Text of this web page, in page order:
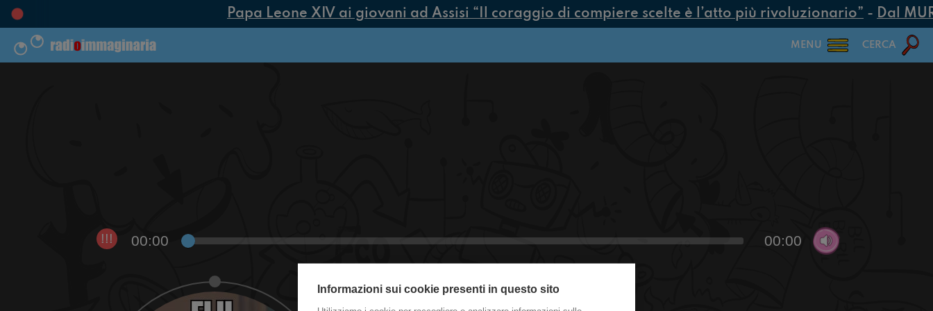
Papa Leone XIV ai giovani ad Assisi “Il coraggio di compiere scelte è l’atto più rivoluzionario”- Dal
MENU CERCA
!!! 00:00 00:00
Informazioni sui cookie presenti in questo sito